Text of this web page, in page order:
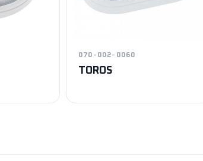
070-002-0060
TOROS